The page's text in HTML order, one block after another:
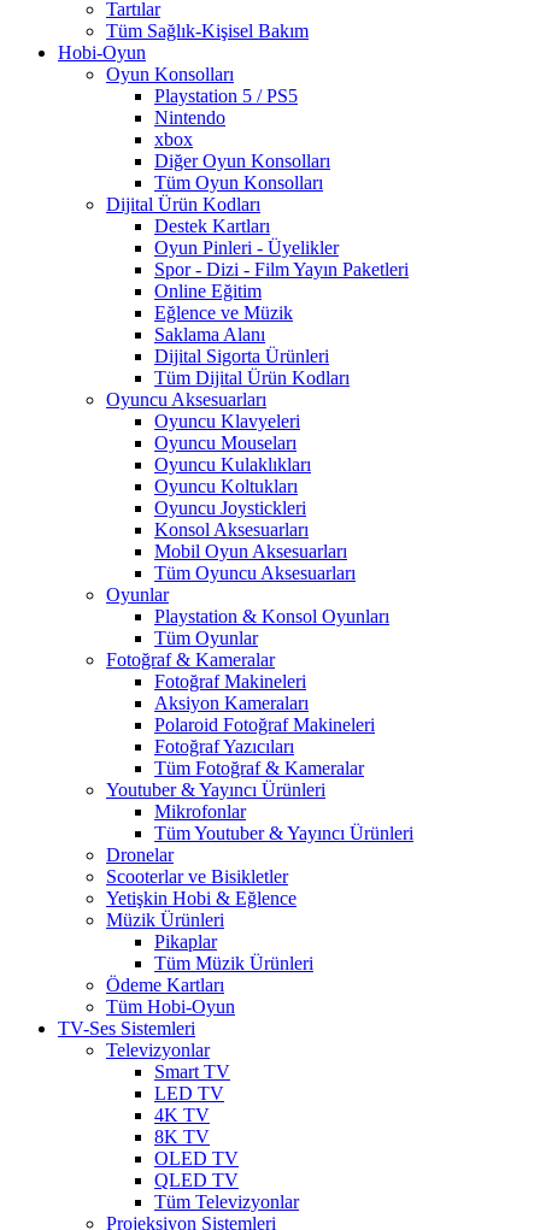
Tartılar
Tüm Sağlık-Kişisel Bakım
Hobi-Oyun
Oyun Konsolları
Playstation 5 / PS5
Nintendo
xbox
Diğer Oyun Konsolları
Tüm Oyun Konsolları
Dijital Ürün Kodları
Destek Kartları
Oyun Pinleri - Üyelikler
Spor - Dizi - Film Yayın Paketleri
Online Eğitim
Eğlence ve Müzik
Saklama Alanı
Dijital Sigorta Ürünleri
Tüm Dijital Ürün Kodları
Oyuncu Aksesuarları
Oyuncu Klavyeleri
Oyuncu Mouseları
Oyuncu Kulaklıkları
Oyuncu Koltukları
Oyuncu Joystickleri
Konsol Aksesuarları
Mobil Oyun Aksesuarları
Tüm Oyuncu Aksesuarları
Oyunlar
Playstation & Konsol Oyunları
Tüm Oyunlar
Fotoğraf & Kameralar
Fotoğraf Makineleri
Aksiyon Kameraları
Polaroid Fotoğraf Makineleri
Fotoğraf Yazıcıları
Tüm Fotoğraf & Kameralar
Youtuber & Yayıncı Ürünleri
Mikrofonlar
Tüm Youtuber & Yayıncı Ürünleri
Dronelar
Scooterlar ve Bisikletler
Yetişkin Hobi & Eğlence
Müzik Ürünleri
Pikaplar
Tüm Müzik Ürünleri
Ödeme Kartları
Tüm Hobi-Oyun
TV-Ses Sistemleri
Televizyonlar
Smart TV
LED TV
4K TV
8K TV
OLED TV
QLED TV
Tüm Televizyonlar
Projeksiyon Sistemleri